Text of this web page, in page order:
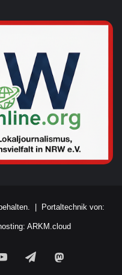
| Portaltechnik von:
ARKM.cloud
YouTubeTelegram